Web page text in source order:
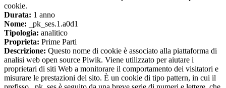
cookie.
Durata: 1 anno
Nome: _pk_ses.1.a0d1
Tipologia: analitico
Proprieta: Prime Parti
Descrizione: Questo nome di cookie è associato alla piattaforma di
analisi web open source Piwik. Viene utilizzato per aiutare i
proprietari di siti Web a monitorare il comportamento dei visitatori e
misurare le prestazioni del sito. È un cookie di tipo pattern, in cui il